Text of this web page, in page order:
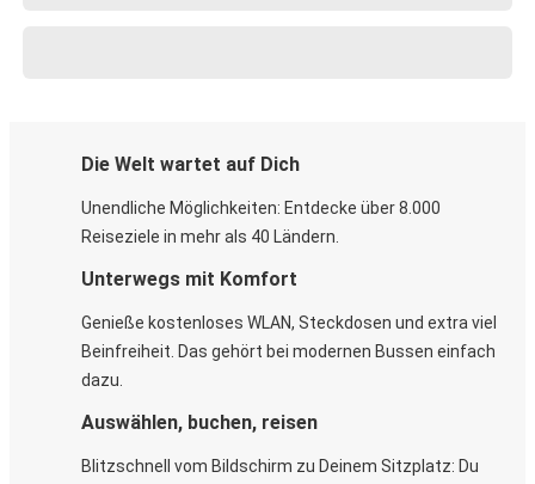
Die Welt wartet auf Dich
Unendliche Möglichkeiten: Entdecke über 8.000
Reiseziele in mehr als 40 Ländern.
Unterwegs mit Komfort
Genieße kostenloses WLAN, Steckdosen und extra viel
Beinfreiheit. Das gehört bei modernen Bussen einfach
dazu.
Auswählen, buchen, reisen
Blitzschnell vom Bildschirm zu Deinem Sitzplatz: Du